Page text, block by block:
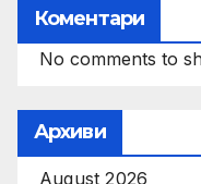
Коментари
No comments to
Архиви
August 2026